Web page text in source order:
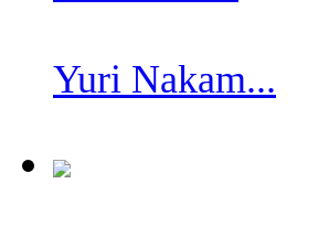
Yuri Nakam...